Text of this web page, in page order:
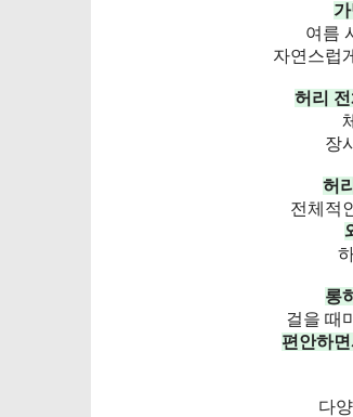
여름
자연스럽
허리
장
허
전체적
롱
걸을 때
편안하
다